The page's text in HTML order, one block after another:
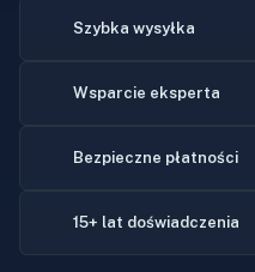
Szybka wysyłka
Wsparcie eksperta
Bezpieczne płatności
15+ lat doświadczenia